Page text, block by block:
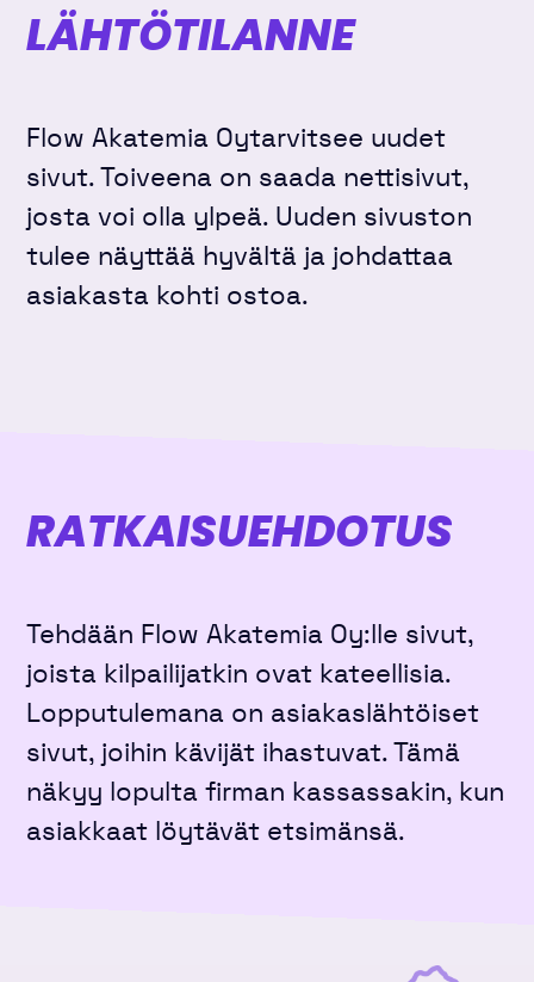
LÄHTÖTILANNE
Flow Akatemia Oytarvitsee uudet
sivut. Toiveena on saada nettisivut,
josta voi olla ylpeä. Uuden sivuston
tulee näyttää hyvältä ja johdattaa
asiakasta kohti ostoa.
RATKAISU­EHDOTUS
Tehdään Flow Akatemia Oy:lle sivut,
joista kilpailijatkin ovat kateellisia.
Lopputulemana on asiakaslähtöiset
sivut, joihin kävijät ihastuvat. Tämä
näkyy lopulta firman kassassakin, kun
asiakkaat löytävät etsimänsä.